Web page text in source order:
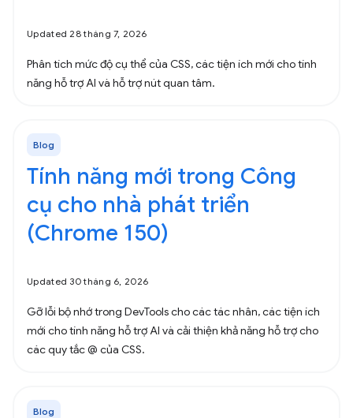
Updated 28 tháng 7, 2026
Phân tích mức độ cụ thể của CSS, các tiện ích mới cho tính
năng hỗ trợ AI và hỗ trợ nút quan tâm.
Blog
Tính năng mới trong Công
cụ cho nhà phát triển
(Chrome 150)
Updated 30 tháng 6, 2026
Gỡ lỗi bộ nhớ trong DevTools cho các tác nhân, các tiện ích
mới cho tính năng hỗ trợ AI và cải thiện khả năng hỗ trợ cho
các quy tắc @ của CSS.
Blog